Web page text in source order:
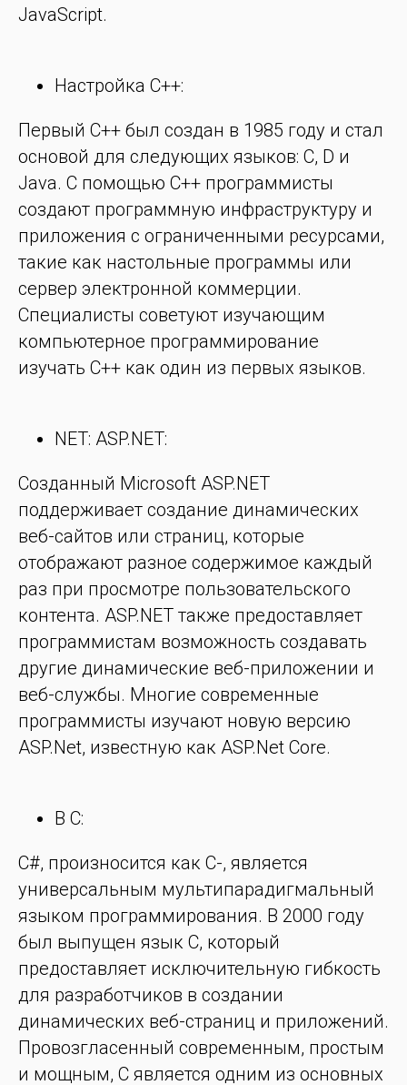
JavaScript.
Настройка C++:
Первый C++ был создан в 1985 году и стал
основой для следующих языков: C, D и
Java. С помощью C++ программисты
создают программную инфраструктуру и
приложения с ограниченными ресурсами,
такие как настольные программы или
сервер электронной коммерции.
Специалисты советуют изучающим
компьютерное программирование
изучать C++ как один из первых языков.
NET: ASP.NET:
Созданный Microsoft ASP.NET
поддерживает создание динамических
веб-сайтов или страниц, которые
отображают разное содержимое каждый
раз при просмотре пользовательского
контента. ASP.NET также предоставляет
программистам возможность создавать
другие динамические веб-приложении и
веб-службы. Многие современные
программисты изучают новую версию
ASP.Net, известную как ASP.Net Core.
В C:
C#, произносится как C-, является
универсальным мультипарадигмальный
языком программирования. В 2000 году
был выпущен язык C, который
предоставляет исключительную гибкость
для разработчиков в создании
динамических веб-страниц и приложений.
Провозгласенный современным, простым
и мощным, C является одним из основных